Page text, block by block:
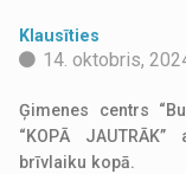
Klausīties
14. oktobris,
Ģimenes centrs
“KOPĀ
brīvlaiku kopā.